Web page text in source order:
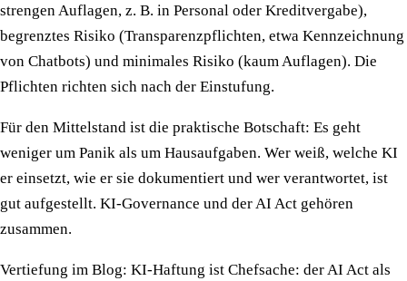
strengen Auflagen, z. B. in Personal oder Kreditvergabe),
begrenztes Risiko (Transparenzpflichten, etwa Kennzeichnung
von Chatbots) und minimales Risiko (kaum Auflagen). Die
Pflichten richten sich nach der Einstufung.
Für den Mittelstand ist die praktische Botschaft: Es geht
weniger um Panik als um Hausaufgaben. Wer weiß, welche KI
er einsetzt, wie er sie dokumentiert und wer verantwortet, ist
gut aufgestellt. KI-Governance und der AI Act gehören
zusammen.
Vertiefung im Blog: KI-Haftung ist Chefsache: der AI Act als